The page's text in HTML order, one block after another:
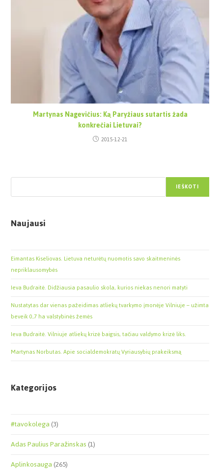
Martynas Nagevičius: Ką Paryžiaus sutartis žada
konkrečiai Lietuvai?
2015-12-21
IEŠKOTI
Naujausi
Eimantas Kiseliovas. Lietuva neturėtų nuomotis savo skaitmeninės
nepriklausomybės
Ieva Budraitė. Didžiausia pasaulio skola, kurios niekas nenori matyti
Nustatytas dar vienas pažeidimas atliekų tvarkymo įmonėje Vilniuje – užimta
beveik 0,7 ha valstybinės žemės
Ieva Budraitė. Vilniuje atliekų krizė baigsis, tačiau valdymo krizė liks.
Martynas Norbutas. Apie socialdemokratų Vyriausybių prakeiksmą
Kategorijos
#tavokolega(3)
Adas Paulius Paražinskas(1)
Aplinkosauga(265)